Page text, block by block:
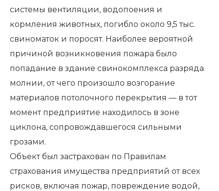
системы вентиляции, водопоения и
кормления животных, погибло около 9,5 тыс.
свиноматок и поросят. Наиболее вероятной
причиной возникновения пожара было
попадание в здание свинокомплекса разряда
молнии, от чего произошло возгорание
материалов потолочного перекрытия — в тот
момент предприятие находилось в зоне
циклона, сопровождавшегося сильными
грозами.
Объект был застрахован по Правилам
страхования имущества предприятий от всех
рисков, включая пожар, повреждение водой,